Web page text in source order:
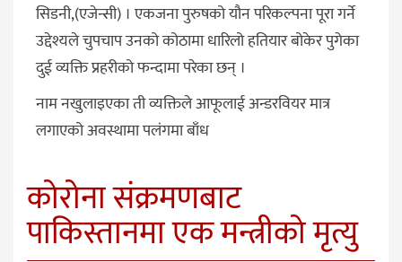
सिडनी,(एजेन्सी) । एकजना पुरुषको यौन परिकल्पना पूरा गर्ने
उद्देश्यले चुपचाप उनको कोठामा धारिलो हतियार बोकेर पुगेका
दुई व्यक्ति प्रहरीको फन्दामा परेका छन् ।
नाम नखुलाइएका ती व्यक्तिले आफूलाई अन्डरवियर मात्र
लगाएको अवस्थामा पलंगमा बाँध
कोरोना संक्रमणबाट
पाकिस्तानमा एक मन्त्रीको मृत्यु